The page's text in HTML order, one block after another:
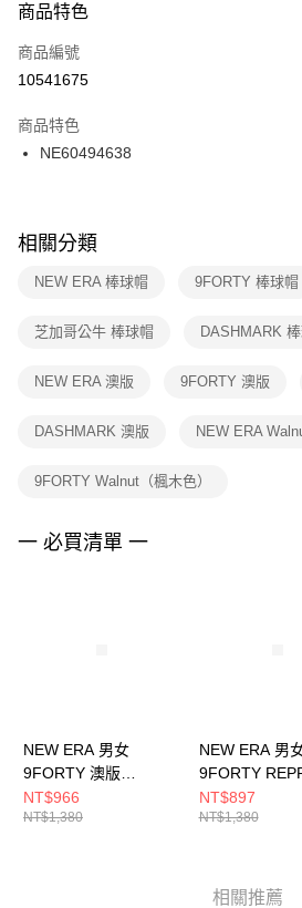
３．安心：先確認商品／服務後，再付款。
【「AFTEE先享後付」結帳流程】
１．於結帳方式選擇「AFTEE先享後付」後，
２．訂單成立數日內，您將收到繳費通知簡訊。
３．收到繳費通知簡訊後14天內，點擊此簡訊
ATM／網路銀行／等多元方式進行付款，方視
※ 交易是否成功請以「AFTEE先享後付 」之結
是否繳費成功／繳費後需取消欲退款等相關疑
客戶支援中心」https://
１．透過由恩沛科技股份有限公司提供之「
權轉讓予恩沛科技股份有限公司。
３．未成年的使用者請事先徵得法定代理人或
任。
請求用戶進行身份認證。
５．嚴禁一人註冊多個帳號或使用他人資訊註
每筆NT$100，滿NT$1,500(含以上)免運費
宅配
每筆NT$100，滿NT$1,500(含以上)免運費
付款後門市自取
每筆NT$100，滿NT$1,500(含以上)免運費
商品特色
商品編號
10541675
商品特色
NE60494638
相關分類
NEW ERA 棒球帽 9FORTY 棒球帽
芝加哥公牛 棒球帽 DASHMARK
NEW ERA 澳版 9FORTY 澳版
DASHMARK 澳版 NEW ERA
9FORTY Walnut（楓木色）
一 必買清單 一
NEW ERA 男女
9FORTY 澳版
DASHMARK WALNUT
拉斯維加斯突襲者
NT$966
NT$1,380
NEW ERA 男
9FORTY
BLACK OAT 芝
牛 黑
NT$897
NT$1,380
相關推薦